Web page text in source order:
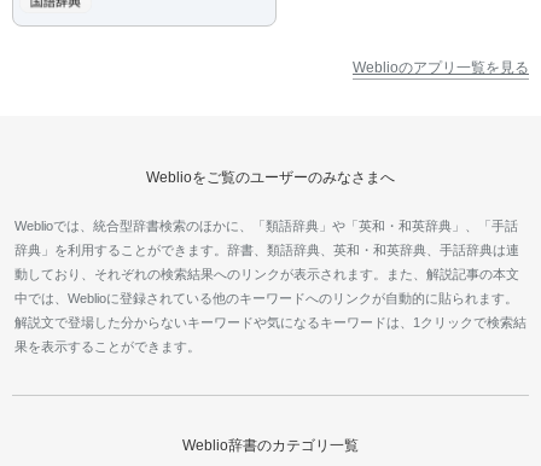
Weblioのアプリ一覧を見る
Weblioをご覧のユーザーのみなさまへ
Weblioでは、統合型辞書検索のほかに、「類語辞典」や「英和・和英辞典」、「手話
辞典」を利用することができます。辞書、類語辞典、英和・和英辞典、手話辞典は連
動しており、それぞれの検索結果へのリンクが表示されます。また、解説記事の本文
中では、Weblioに登録されている他のキーワードへのリンクが自動的に貼られます。
解説文で登場した分からないキーワードや気になるキーワードは、1クリックで検索結
果を表示することができます。
Weblio辞書のカテゴリ一覧